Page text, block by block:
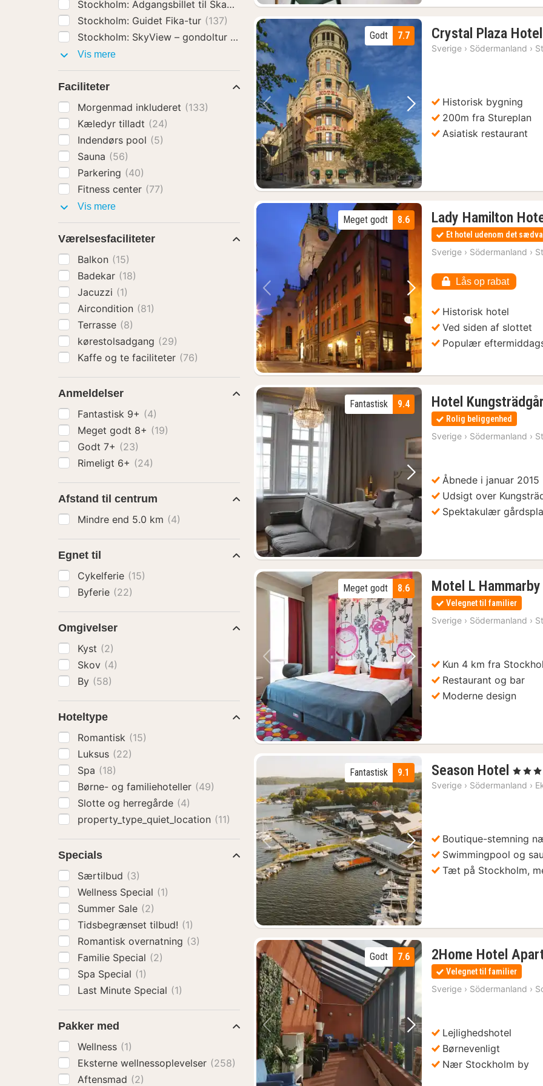
Forrige billede Næste billede
7.7
Godt Crystal Plaza Hotel
Sverige › Södermanland ›
Historisk bygning
200m fra Stureplan
Asiatisk restaurant
Forrige billede Næste billede
8.6
Meget godt Lady Hamilton
Et hotel udenom det
Sverige › Södermanland ›
Lås op rabat
Historisk hotel
Ved siden af slottet
Populær
Forrige billede Næste billede
9.4
Fantastisk Hotel
Rolig beliggenhed
Sverige › Södermanland ›
Åbnede i januar 2015
Udsigt over
Spektakulær
Forrige billede Næste billede
8.6
Meget godt Motel L
Velegnet til familier
Sverige › Södermanland ›
Kun 4 km fra
Restaurant og bar
Moderne design
Forrige billede Næste billede
9.1
Fantastisk Season Hotel 1
nat
, 4
Sverige › Södermanland ›
Boutique-stemning
Swimmingpool og
Tæt på Stockholm,
Forrige billede Næste billede
7.6
Godt 2Home Hotel
Velegnet til familier
Sverige › Södermanland ›
Lejlighedshotel
Børnevenligt
Nær Stockholm by
Stockholm: Adgangsbillet til Skansen Friluftsmuseum(137)
Stockholm: Guidet Fika-tur (137)
Stockholm: SkyView – gondoltur i glas(140)
Vis mereAktiviteter
Faciliteter
Morgenmad inkluderet (133)
Kæledyr tilladt (24)
Indendørs pool (5)
Sauna (56)
Parkering (40)
Fitness center (77)
Vis mereFaciliteter
Værelsesfaciliteter
Balkon (15)
Badekar (18)
Jacuzzi (1)
Aircondition (81)
Terrasse (8)
kørestolsadgang (29)
Kaffe og te faciliteter (76)
Anmeldelser
Fantastisk 9+ (4)
Meget godt 8+ (19)
Godt 7+ (23)
Rimeligt 6+ (24)
Afstand til centrum
Mindre end 5.0 km (4)
Egnet til
Cykelferie (15)
Byferie (22)
Omgivelser
Kyst (2)
Skov (4)
By (58)
Hoteltype
Romantisk (15)
Luksus (22)
Spa (18)
Børne- og familiehoteller (49)
Slotte og herregårde (4)
property_type_quiet_location (11)
Specials
Særtilbud (3)
Wellness Special (1)
Summer Sale (2)
Tidsbegrænset tilbud! (1)
Romantisk overnatning (3)
Familie Special (2)
Spa Special (1)
Last Minute Special (1)
Pakker med
Wellness (1)
Eksterne wellnessoplevelser (258)
Aftensmad (2)